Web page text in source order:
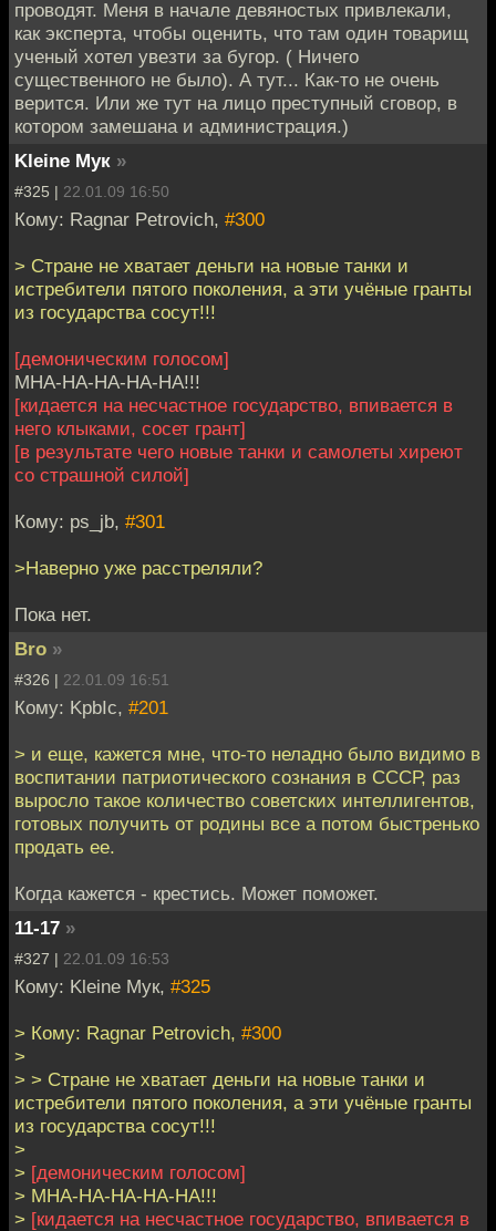
проводят. Меня в начале девяностых привлекали,
как эксперта, чтобы оценить, что там один товарищ
ученый хотел увезти за бугор. ( Ничего
существенного не было). А тут... Как-то не очень
верится. Или же тут на лицо преступный сговор, в
котором замешана и администрация.)
Kleine Мук »
#325 | 22.01.09 16:50
Кому: Ragnar Petrovich, #300
> Стране не хватает деньги на новые танки и
истребители пятого поколения, а эти учёные гранты
из государства сосут!!!
[демоническим голосом]
MHA-HA-HA-HA-HA!!!
[кидается на несчастное государство, впивается в
него клыками, сосет грант]
[в результате чего новые танки и самолеты хиреют
со страшной силой]
Кому: ps_jb, #301
>Наверно уже расстреляли?
Пока нет.
Bro »
#326 | 22.01.09 16:51
Кому: KpbIc, #201
> и еще, кажется мне, что-то неладно было видимо в
воспитании патриотического сознания в СССР, раз
выросло такое количество советских интеллигентов,
готовых получить от родины все а потом быстренько
продать ее.
Когда кажется - крестись. Может поможет.
11-17 »
#327 | 22.01.09 16:53
Кому: Kleine Мук, #325
> Кому: Ragnar Petrovich, #300
>
> > Стране не хватает деньги на новые танки и
истребители пятого поколения, а эти учёные гранты
из государства сосут!!!
>
> [демоническим голосом]
> MHA-HA-HA-HA-HA!!!
> [кидается на несчастное государство, впивается в